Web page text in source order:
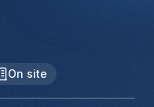
On site